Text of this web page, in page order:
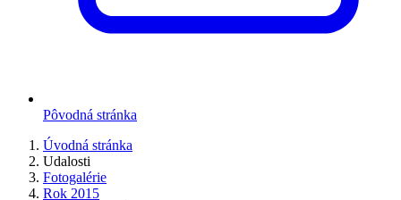
Pôvodná stránka
Úvodná stránka
Udalosti
Fotogalérie
Rok 2015